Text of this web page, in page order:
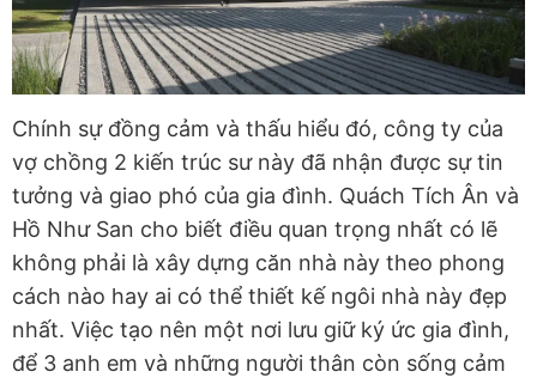
Chính sự đồng cảm và thấu hiểu đó, công ty của
vợ chồng 2 kiến trúc sư này đã nhận được sự tin
tưởng và giao phó của gia đình. Quách Tích Ân và
Hồ Như San cho biết điều quan trọng nhất có lẽ
không phải là xây dựng căn nhà này theo phong
cách nào hay ai có thể thiết kế ngôi nhà này đẹp
nhất. Việc tạo nên một nơi lưu giữ ký ức gia đình,
để 3 anh em và những người thân còn sống cảm